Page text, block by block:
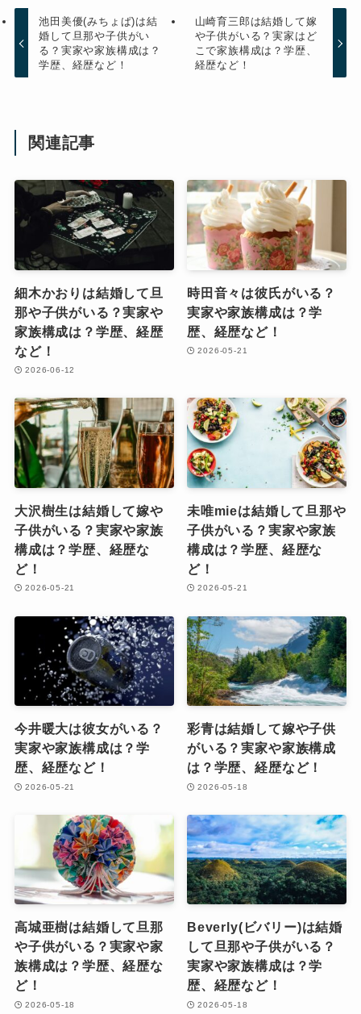
池田美優(みちょぱ)は結
婚して旦那や子供がい
る？実家や家族構成は？
学歴、経歴など！
山崎育三郎は結婚して嫁
や子供がいる？実家はど
こで家族構成は？学歴、
経歴など！
関連記事
細木かおりは結婚して旦
那や子供がいる？実家や
家族構成は？学歴、経歴
など！
2026-06-12
時田音々は彼氏がいる？
実家や家族構成は？学
歴、経歴など！
2026-05-21
大沢樹生は結婚して嫁や
子供がいる？実家や家族
構成は？学歴、経歴な
ど！
2026-05-21
未唯mieは結婚して旦那や
子供がいる？実家や家族
構成は？学歴、経歴な
ど！
2026-05-21
今井暖大は彼女がいる？
実家や家族構成は？学
歴、経歴など！
2026-05-21
彩青は結婚して嫁や子供
がいる？実家や家族構成
は？学歴、経歴など！
2026-05-18
高城亜樹は結婚して旦那
や子供がいる？実家や家
族構成は？学歴、経歴な
ど！
2026-05-18
Beverly(ビバリー)は結婚
して旦那や子供がいる？
実家や家族構成は？学
歴、経歴など！
2026-05-18